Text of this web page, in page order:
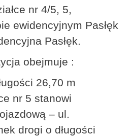
nr 4/5, 5,
ewidencyjnym Pasłęk
Pasłęk.
obejmuje :
26,70 m
nr 5 stanowi
– ul.
drogi o długości